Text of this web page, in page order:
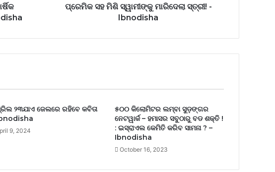
ପ୍ରେମିକ ସହ ମିଶି ସ୍ୱାମୀଙ୍କୁ ମାରିଦେଲା ସ୍ତ୍ରୀ! -
Ibnodisha
୨୩ଯାଏ ଜେଲରେ ରହିବେ କବିତା
9, 2024
୫୦୦ କିଲୋମିଟର ଲମ୍ବା ସୁଡ଼ଙ୍ଗର
ନେଟୱାର୍କ – ହମାସର ସବୁଠାରୁ ବଡ ଶକ୍ତି !
: ଇସ୍ରାଏଲ କେମିତି କରିବ ସାମନା ? –
Ibnodisha
October 16, 2023